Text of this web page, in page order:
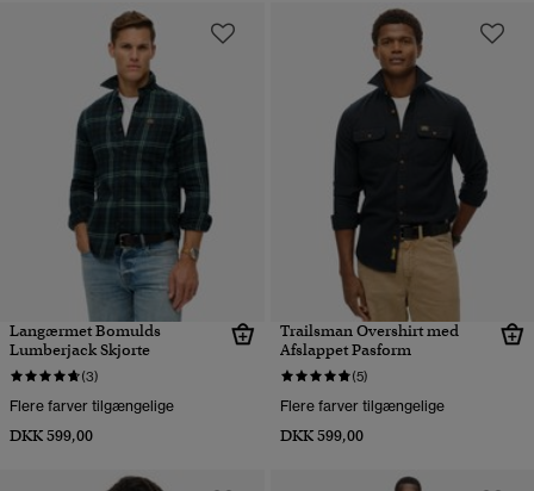
Langærmet Bomulds
Lumberjack Skjorte
(3)
Flere farver tilgængelige
DKK 599,00
Trailsman Overshirt med
Afslappet Pasform
(5)
Flere farver tilgængelige
DKK 599,00